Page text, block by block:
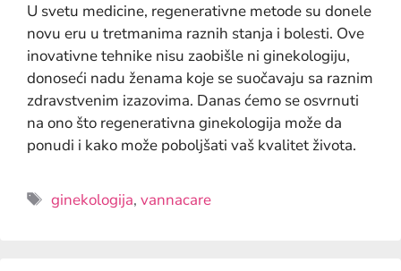
U svetu medicine, regenerativne metode su donele
novu eru u tretmanima raznih stanja i bolesti. Ove
inovativne tehnike nisu zaobišle ni ginekologiju,
donoseći nadu ženama koje se suočavaju sa raznim
zdravstvenim izazovima. Danas ćemo se osvrnuti
na ono što regenerativna ginekologija može da
ponudi i kako može poboljšati vaš kvalitet života.
ginekologija,vannacare